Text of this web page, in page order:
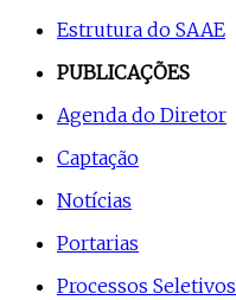
Estrutura do SAAE
PUBLICAÇÕES
Agenda do Diretor
Captação
Notícias
Portarias
Processos Seletivos